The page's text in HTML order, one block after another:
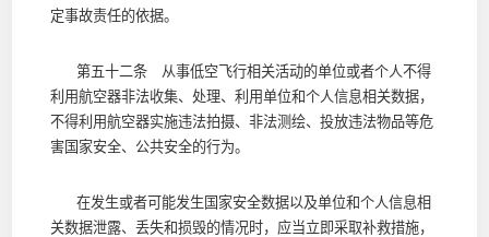
定事故责任的依据。
第五十二条 从事低空飞行相关活动的单位或者个人不得
利用航空器非法收集、处理、利用单位和个人信息相关数据，
不得利用航空器实施违法拍摄、非法测绘、投放违法物品等危
害国家安全、公共安全的行为。
在发生或者可能发生国家安全数据以及单位和个人信息相
关数据泄露、丢失和损毁的情况时，应当立即采取补救措施，